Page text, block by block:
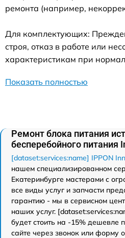
ремонта (например,
Для комплектующих:
строя, отказ в работе или
характеристикам при
Показать полностью
Ремонт блока питания
бесперебойного питания
[dataset:services:name] IPPON
нашем специализированном
Екатеринбурге мастерами с
все виды услуг и запчасти
гарантию - мы в сервисном
наших услуг.
будет стоить на -15% дешевле
сайте через звонок или форму